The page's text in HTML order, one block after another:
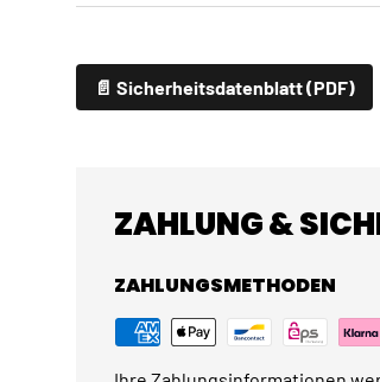
📄 Sicherheitsdatenblatt (PDF)
ZAHLUNG &
ZAHLUNGSMETHODEN